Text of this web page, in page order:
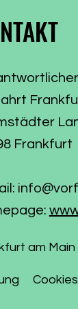
Frankfurt
am Main
Cookies